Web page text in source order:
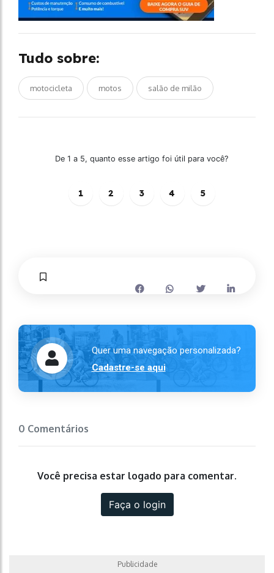
Tudo sobre:
motocicleta motos salão de milão
De 1 a 5, quanto esse artigo foi útil para você?
1 2 3 4 5
Quer uma navegação personalizada?
Cadastre-se aqui
0 Comentários
Você precisa estar logado para comentar.
Faça o login
Publicidade